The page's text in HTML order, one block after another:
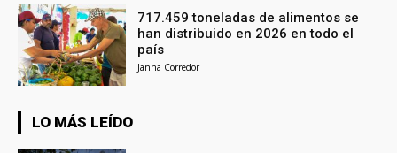
717.459 toneladas de alimentos se
han distribuido en 2026 en todo el
país
Janna Corredor
LO MÁS LEÍDO